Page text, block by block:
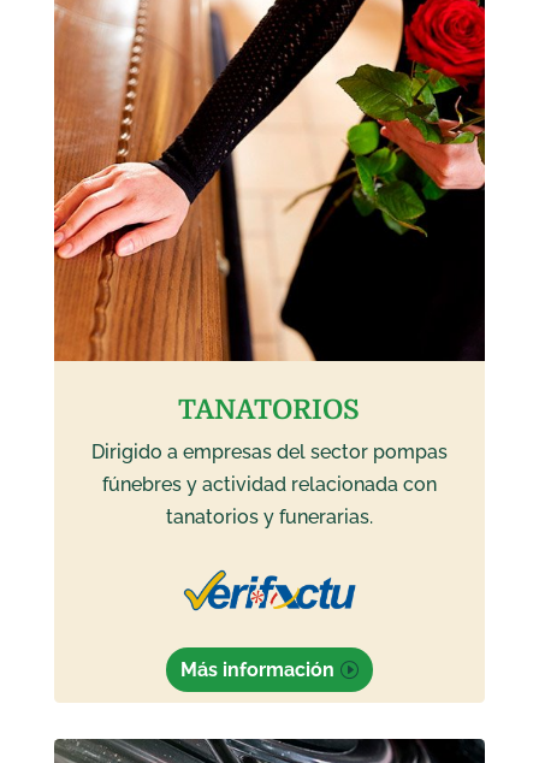
TANATORIOS
Dirigido a empresas del sector pompas
fúnebres y actividad relacionada con
tanatorios y funerarias.
Más información